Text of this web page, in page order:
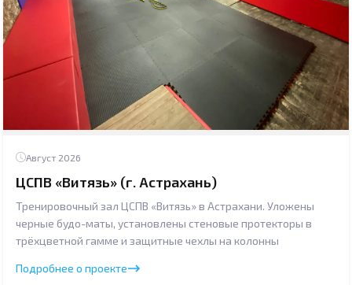
Август 2026
ЦСПВ «Витязь» (г. Астрахань)
Тренировочный зал ЦСПВ «Витязь» в Астрахани. Уложены
черные будо-маты, установлены стеновые протекторы в
трёхцветной гамме и защитные чехлы на колонны
Подробнее о проекте